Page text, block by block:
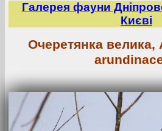
Галерея фауни
Києві
Очеретянка велика,